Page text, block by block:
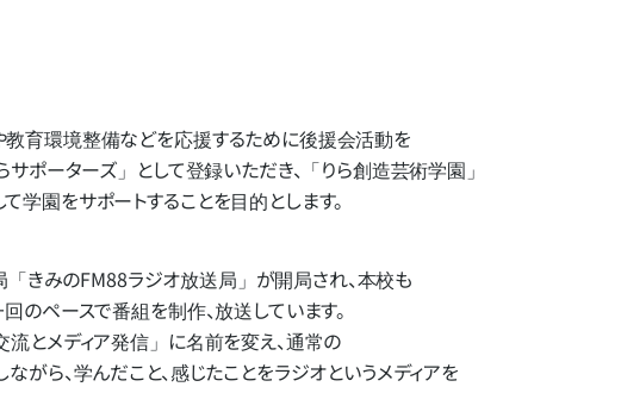
育環境整備などを​応援する​ために​後援会活動を​
サポーターズ」と​して​登録いただき、​「りら創造芸術学園」​
園を​サポートする​ことを​目的とします。
「きみのFM88ラジオ放送局」 が​開局され、​本校も​
の​ペースで​番組を​制作、​放送しています。
と​メディア発信」に​名前を​変え、​通常の​
がら、​学んだ​こと、​感じた​ことを​ラジオと​いう​メディアを​